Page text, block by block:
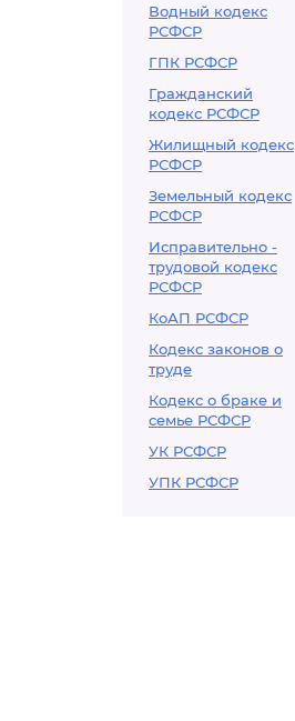
Водный кодекс
РСФСР
ГПК РСФСР
Гражданский
кодекс РСФСР
Жилищный кодекс
РСФСР
Земельный кодекс
РСФСР
Исправительно -
трудовой кодекс
РСФСР
КоАП РСФСР
Кодекс законов о
труде
Кодекс о браке и
семье РСФСР
УК РСФСР
УПК РСФСР